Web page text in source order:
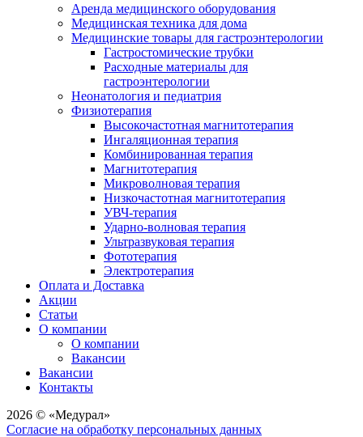
Аренда медицинского оборудования
Медицинская техника для дома
Медицинские товары для гастроэнтерологии
Гастростомические трубки
Расходные материалы для
гастроэнтерологии
Неонатология и педиатрия
Физиотерапия
Высокочастотная магнитотерапия
Ингаляционная терапия
Комбинированная терапия
Магнитотерапия
Микроволновая терапия
Низкочастотная магнитотерапия
УВЧ-терапия
Ударно-волновая терапия
Ультразвуковая терапия
Фототерапия
Электротерапия
Оплата и Доставка
Акции
Статьи
О компании
О компании
Вакансии
Вакансии
Контакты
2026 © «Медурал»
Согласие на обработку персональных данных